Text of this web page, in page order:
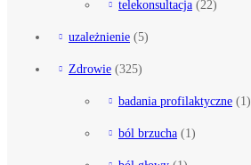
telekonsultacja (22)
uzależnienie (5)
Zdrowie (325)
badania profilaktyczne (1)
ból brzucha (1)